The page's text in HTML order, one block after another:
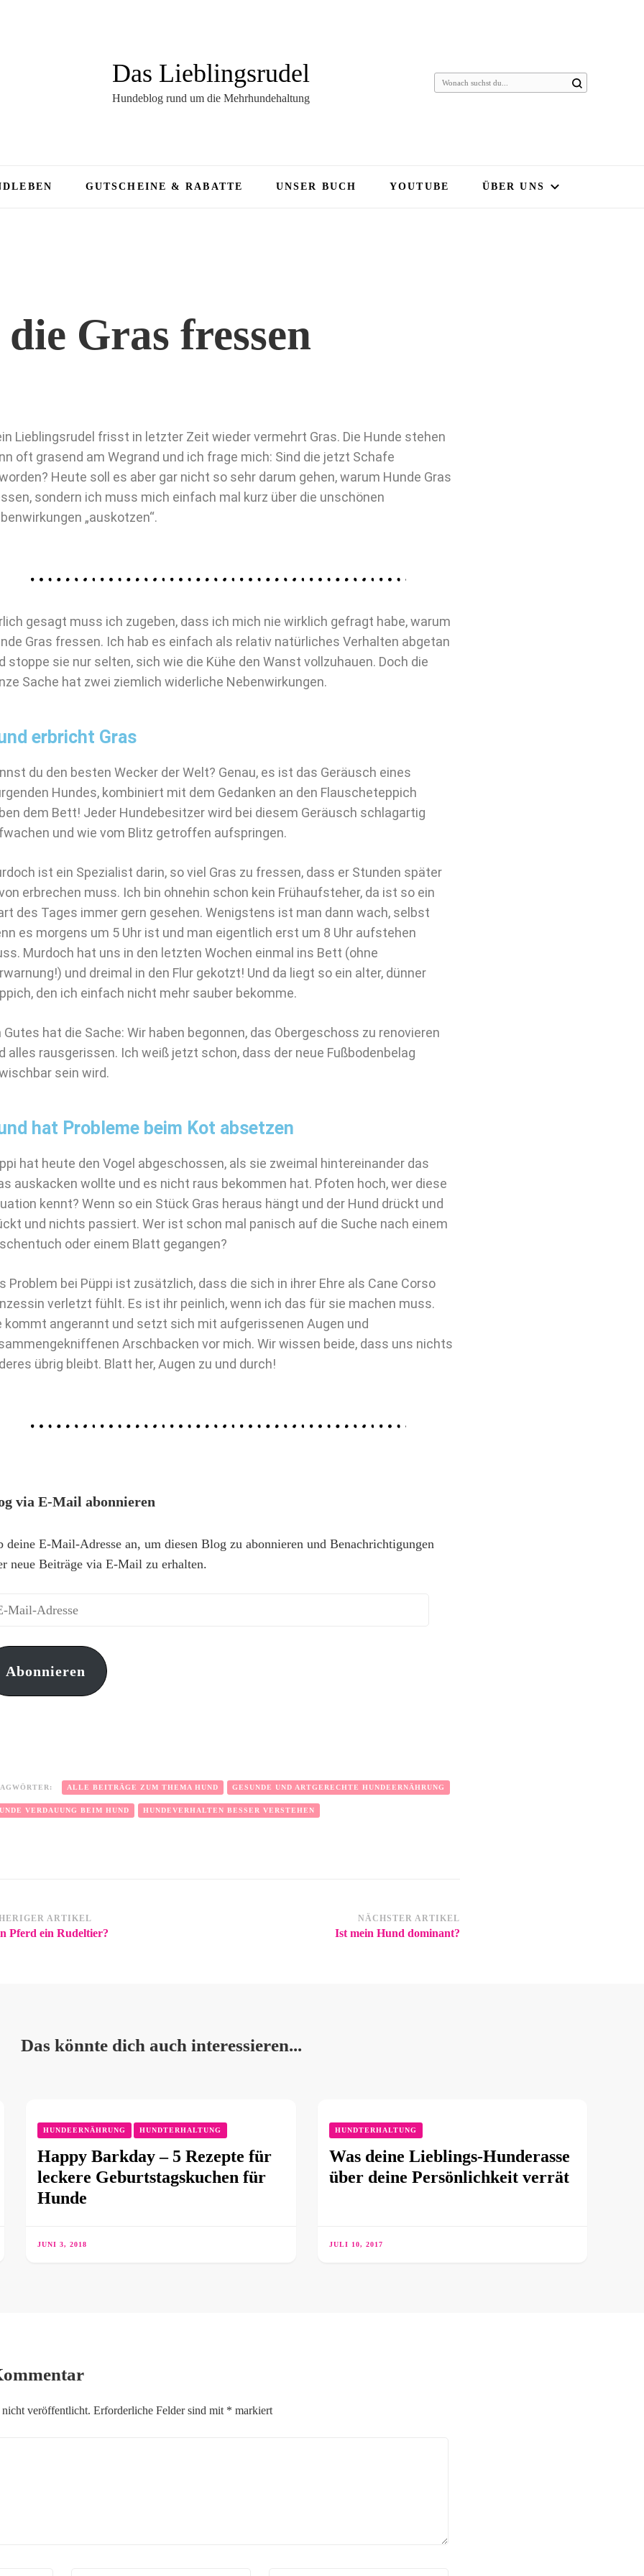
Das Lieblingsrudel
Hundeblog rund um die Mehrhundehaltung
GUTSCHEINE & RABATTE UNSER BUCH YOUTUBE ÜBER UNS
Gras fressen
Lieblingsrudel frisst in letzter Zeit wieder vermehrt Gras. Die Hunde stehen
oft grasend am Wegrand und ich frage mich: Sind die jetzt Schafe
Heute soll es aber gar nicht so sehr darum gehen, warum Hunde Gras
sondern ich muss mich einfach mal kurz über die unschönen
„auskotzen“.
gesagt muss ich zugeben, dass ich mich nie wirklich gefragt habe, warum
Gras fressen. Ich hab es einfach als relativ natürliches Verhalten abgetan
stoppe sie nur selten, sich wie die Kühe den Wanst vollzuhauen. Doch die
Sache hat zwei ziemlich widerliche Nebenwirkungen.
erbricht Gras
du den besten Wecker der Welt? Genau, es ist das Geräusch eines
Hundes, kombiniert mit dem Gedanken an den Flauscheteppich
dem Bett! Jeder Hundebesitzer wird bei diesem Geräusch schlagartig
und wie vom Blitz getroffen aufspringen.
ist ein Spezialist darin, so viel Gras zu fressen, dass er Stunden später
erbrechen muss. Ich bin ohnehin schon kein Frühaufsteher, da ist so ein
des Tages immer gern gesehen. Wenigstens ist man dann wach, selbst
es morgens um 5 Uhr ist und man eigentlich erst um 8 Uhr aufstehen
Murdoch hat uns in den letzten Wochen einmal ins Bett (ohne
und dreimal in den Flur gekotzt! Und da liegt so ein alter, dünner
den ich einfach nicht mehr sauber bekomme.
Gutes hat die Sache: Wir haben begonnen, das Obergeschoss zu renovieren
alles rausgerissen. Ich weiß jetzt schon, dass der neue Fußbodenbelag
sein wird.
hat Probleme beim Kot absetzen
hat heute den Vogel abgeschossen, als sie zweimal hintereinander das
auskacken wollte und es nicht raus bekommen hat. Pfoten hoch, wer diese
kennt? Wenn so ein Stück Gras heraus hängt und der Hund drückt und
und nichts passiert. Wer ist schon mal panisch auf die Suche nach einem
oder einem Blatt gegangen?
Problem bei Püppi ist zusätzlich, dass die sich in ihrer Ehre als Cane Corso
verletzt fühlt. Es ist ihr peinlich, wenn ich das für sie machen muss.
kommt angerannt und setzt sich mit aufgerissenen Augen und
Arschbacken vor mich. Wir wissen beide, dass uns nichts
übrig bleibt. Blatt her, Augen zu und durch!
via E-Mail abonnieren
deine E-Mail-Adresse an, um diesen Blog zu abonnieren und Benachrichtigungen
neue Beiträge via E-Mail zu erhalten.
Abonnieren
ALLE BEITRÄGE ZUM THEMA HUND GESUNDE UND ARTGERECHTE HUNDEERNÄHRUNG
VERDAUUNG BEIM HUND HUNDEVERHALTEN BESSER VERSTEHEN
ARTIKEL
Pferd ein Rudeltier?
NÄCHSTER ARTIKEL
Ist mein Hund dominant?
Das könnte dich auch interessieren...
HUNDEERNÄHRUNG HUNDTERHALTUNG
Happy Barkday – 5 Rezepte für
leckere Geburtstagskuchen für
Hunde
JUNI 3, 2018
HUNDTERHALTUNG
Was deine Lieblings-Hunderasse
über deine Persönlichkeit verrät
JULI 10, 2017
veröffentlicht. Erforderliche Felder sind mit * markiert